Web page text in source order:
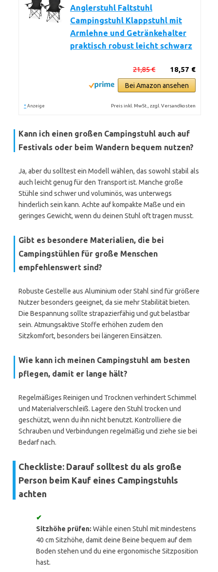
Anglerstuhl Faltstuhl
Campingstuhl Klappstuhl mit
Armlehne und Getränkehalter
praktisch robust leicht schwarz
18,57 €
21,85 €
Bei Amazon ansehen
* Anzeige Preis inkl. MwSt., zzgl. Versandkosten
Kann ich einen großen Campingstuhl auch auf
Festivals oder beim Wandern bequem nutzen?
Ja, aber du solltest ein Modell wählen, das sowohl stabil als
auch leicht genug für den Transport ist. Manche große
Stühle sind schwer und voluminös, was unterwegs
hinderlich sein kann. Achte auf kompakte Maße und ein
geringes Gewicht, wenn du deinen Stuhl oft tragen musst.
Gibt es besondere Materialien, die bei
Campingstühlen für große Menschen
empfehlenswert sind?
Robuste Gestelle aus Aluminium oder Stahl sind für größere
Nutzer besonders geeignet, da sie mehr Stabilität bieten.
Die Bespannung sollte strapazierfähig und gut belastbar
sein. Atmungsaktive Stoffe erhöhen zudem den
Sitzkomfort, besonders bei längeren Einsätzen.
Wie kann ich meinen Campingstuhl am besten
pflegen, damit er lange hält?
Regelmäßiges Reinigen und Trocknen verhindert Schimmel
und Materialverschleiß. Lagere den Stuhl trocken und
geschützt, wenn du ihn nicht benutzt. Kontrolliere die
Schrauben und Verbindungen regelmäßig und ziehe sie bei
Bedarf nach.
Checkliste: Darauf solltest du als große
Person beim Kauf eines Campingstuhls
achten
✔
Sitzhöhe prüfen: Wähle einen Stuhl mit mindestens
40 cm Sitzhöhe, damit deine Beine bequem auf dem
Boden stehen und du eine ergonomische Sitzposition
hast.